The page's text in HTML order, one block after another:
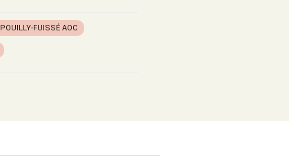
POUILLY-FUISSÉ AOC